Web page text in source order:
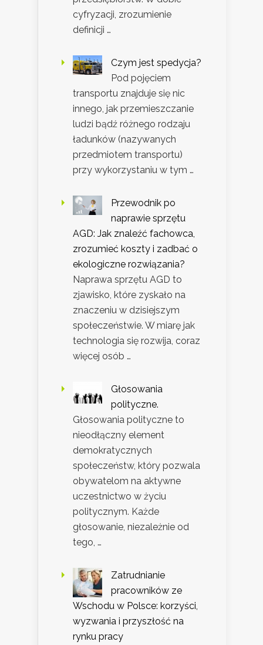
cyfryzacji, zrozumienie
definicji …
Czym jest spedycja?
Pod pojęciem
transportu znajduje się nic
innego, jak przemieszczanie
ludzi bądź różnego rodzaju
ładunków (nazywanych
przedmiotem transportu)
przy wykorzystaniu w tym …
Przewodnik po
naprawie sprzętu
AGD: Jak znaleźć fachowca,
zrozumieć koszty i zadbać o
ekologiczne rozwiązania?
Naprawa sprzętu AGD to
zjawisko, które zyskało na
znaczeniu w dzisiejszym
społeczeństwie. W miarę jak
technologia się rozwija, coraz
więcej osób …
Głosowania
polityczne.
Głosowania polityczne to
nieodłączny element
demokratycznych
społeczeństw, który pozwala
obywatelom na aktywne
uczestnictwo w życiu
politycznym. Każde
głosowanie, niezależnie od
tego, …
Zatrudnianie
pracowników ze
Wschodu w Polsce: korzyści,
wyzwania i przyszłość na
rynku pracy